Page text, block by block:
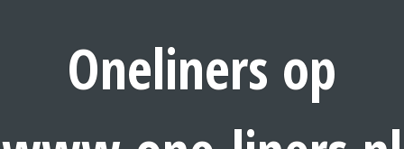
Oneliners op